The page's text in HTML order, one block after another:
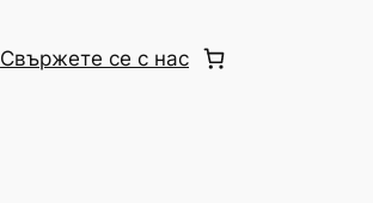
Свържете се с нас